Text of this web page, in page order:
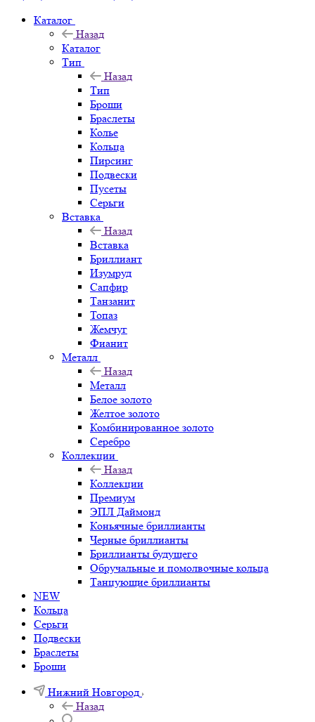
Каталог
Назад
Каталог
Тип
Назад
Тип
Броши
Браслеты
Колье
Кольца
Пирсинг
Подвески
Пусеты
Серьги
Вставка
Назад
Вставка
Бриллиант
Изумруд
Сапфир
Танзанит
Топаз
Жемчуг
Фианит
Металл
Назад
Металл
Белое золото
Желтое золото
Комбинированное золото
Серебро
Коллекции
Назад
Коллекции
Премиум
ЭПЛ Даймонд
Коньячные бриллианты
Черные бриллианты
Бриллианты будущего
Обручальные и помолвочные кольца
Танцующие бриллианты
NEW
Кольца
Серьги
Подвески
Браслеты
Броши
Нижний Новгород
Назад